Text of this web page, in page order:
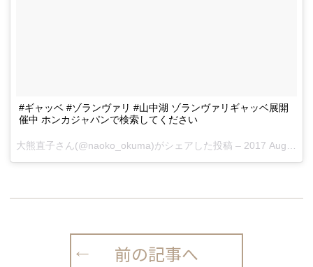
#ギャッベ #ゾランヴァリ #山中湖 ゾランヴァリギャッベ展開
催中 ホンカジャパンで検索してください
大熊直子さん(@naoko_okuma)がシェアした投稿 – 2017 Aug 4 7:43pm PDT
前の記事へ